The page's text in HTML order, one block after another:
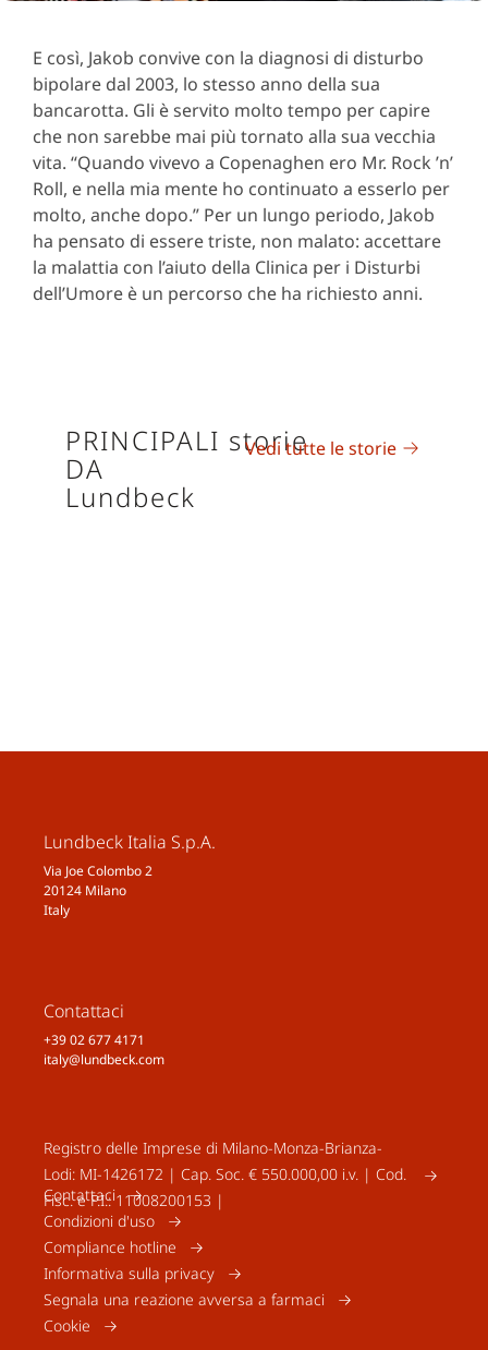
E così, Jakob convive con la diagnosi di disturbo
bipolare dal 2003, lo stesso anno della sua
bancarotta. Gli è servito molto tempo per capire
che non sarebbe mai più tornato alla sua vecchia
vita. “Quando vivevo a Copenaghen ero Mr. Rock ’n’
Roll, e nella mia mente ho continuato a esserlo per
molto, anche dopo.” Per un lungo periodo, Jakob
ha pensato di essere triste, non malato: accettare
la malattia con l’aiuto della Clinica per i Disturbi
dell’Umore è un percorso che ha richiesto anni.
PRINCIPALI storie
DA
Lundbeck
Vedi tutte le storie
Lundbeck Italia S.p.A.
Via Joe Colombo 2
20124 Milano
Italy
Contattaci
+39 02 677 4171
italy@lundbeck.com
Registro delle Imprese di Milano-Monza-Brianza-
Lodi: MI-1426172 | Cap. Soc. € 550.000,00 i.v. | Cod.
Fisc. e P.I.: 11008200153 |
Contattaci
Condizioni d'uso
Compliance hotline
Informativa sulla privacy
Segnala una reazione avversa a farmaci
Cookie